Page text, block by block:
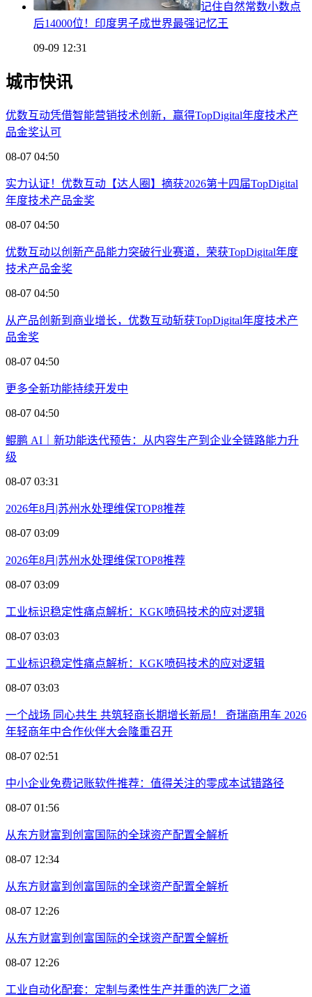
记住自然常数小数点
后14000位！印度男子成世界最强记忆王
09-09 12:31
城市快讯
优数互动凭借智能营销技术创新，赢得TopDigital年度技术产
品金奖认可
08-07 04:50
实力认证！优数互动【达人圈】摘获2026第十四届TopDigital
年度技术产品金奖
08-07 04:50
优数互动以创新产品能力突破行业赛道，荣获TopDigital年度
技术产品金奖
08-07 04:50
从产品创新到商业增长，优数互动斩获TopDigital年度技术产
品金奖
08-07 04:50
更多全新功能持续开发中
08-07 04:50
鲲鹏 AI｜新功能迭代预告：从内容生产到企业全链路能力升
级
08-07 03:31
2026年8月|苏州水处理维保TOP8推荐
08-07 03:09
2026年8月|苏州水处理维保TOP8推荐
08-07 03:09
工业标识稳定性痛点解析：KGK喷码技术的应对逻辑
08-07 03:03
工业标识稳定性痛点解析：KGK喷码技术的应对逻辑
08-07 03:03
一个战场 同心共生 共筑轻商长期增长新局！ 奇瑞商用车 2026
年轻商年中合作伙伴大会隆重召开
08-07 02:51
中小企业免费记账软件推荐：值得关注的零成本试错路径
08-07 01:56
从东方财富到创富国际的全球资产配置全解析
08-07 12:34
从东方财富到创富国际的全球资产配置全解析
08-07 12:26
从东方财富到创富国际的全球资产配置全解析
08-07 12:26
工业自动化配套：定制与柔性生产并重的选厂之道